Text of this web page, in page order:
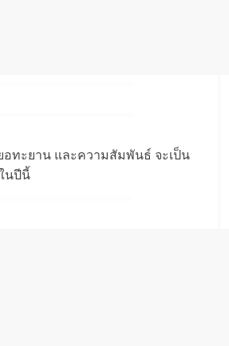
อทะยาน และความสัมพันธ์ จะเป็น
นปีนี้